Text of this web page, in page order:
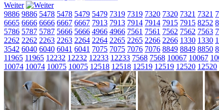
Weiter
9886 9886 5478 5478 5479 5479 7319 7319 7320 7320 7321 7321
6665 6666 6666 6667 6667 7913 7913 7914 7914 7915 7915 8252
5786 5787 5787 5666 5666 4966 4966 7561 7561 7562 7562 7563
2262 2262 2263 2263 2264 2264 2265 2265 2266 2266 1330 1330
3542 6040 6040 6041 6041 7075 7075 7076 7076 8849 8849 8850
11965 11965 12232 12232 12233 12233 7568 7568 10067 10067
10074 10074 10075 10075 12518 12518 12519 12519 12520 12520